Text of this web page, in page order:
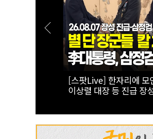
[실전! 해외주식] 극한의
AADX의 경쟁력